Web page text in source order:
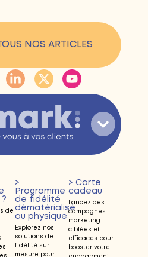
NOS ARTICLES
de
>
Programme
de fidélité
dématérialisé
ou physique
Explorez nos
solutions de
fidélité sur
mesure pour
> Carte
cadeau
Lancez des
campagnes
marketing
ciblées et
efficaces pour
booster votre